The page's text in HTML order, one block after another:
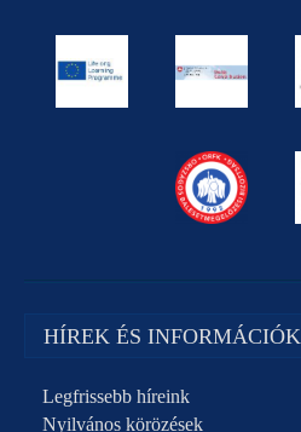
HÍREK ÉS INFORMÁCIÓK
Legfrissebb híreink
Nyilvános körözések